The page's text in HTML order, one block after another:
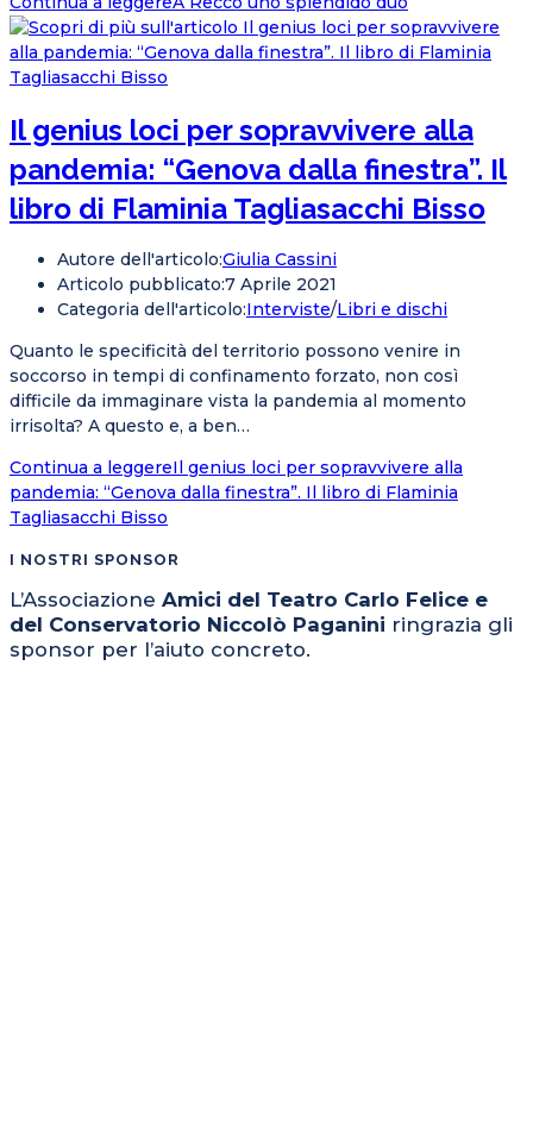
Il genius loci per sopravvivere alla
pandemia: “Genova dalla finestra”. Il
libro di Flaminia Tagliasacchi Bisso
Autore dell'articolo:Giulia Cassini
Articolo pubblicato:7 Aprile 2021
Categoria dell'articolo:Interviste/Libri e dischi
Quanto le specificità del territorio possono venire in
soccorso in tempi di confinamento forzato, non così
difficile da immaginare vista la pandemia al momento
irrisolta? A questo e, a ben…
Continua a leggereIl genius loci per sopravvivere alla
pandemia: “Genova dalla finestra”. Il libro di Flaminia
Tagliasacchi Bisso
I NOSTRI SPONSOR
L’Associazione Amici del Teatro Carlo Felice e
del Conservatorio Niccolò Paganini ringrazia gli
sponsor per l’aiuto concreto.